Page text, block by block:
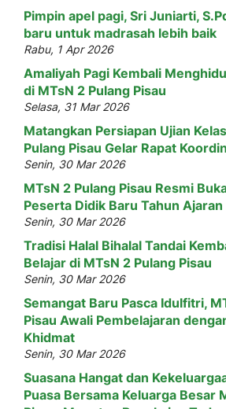
Pimpin apel pagi, Sri Juniarti,
baru untuk madrasah lebih baik
Rabu, 1 Apr 2026
Amaliyah Pagi Kembali
di MTsN 2 Pulang Pisau
Selasa, 31 Mar 2026
Matangkan Persiapan Ujian
Pulang Pisau Gelar Rapat
Senin, 30 Mar 2026
MTsN 2 Pulang Pisau Resmi
Peserta Didik Baru Tahun
Senin, 30 Mar 2026
Tradisi Halal Bihalal Tandai
Belajar di MTsN 2 Pulang Pisau
Senin, 30 Mar 2026
Semangat Baru Pasca Idulfitri,
Pisau Awali Pembelajaran
Khidmat
Senin, 30 Mar 2026
Suasana Hangat dan
Puasa Bersama Keluarga Besar